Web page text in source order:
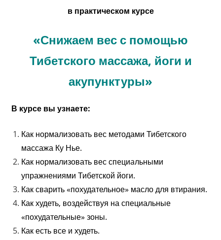
в практическом курсе
«Снижаем вес с помощью
Тибетского массажа, йоги и
акупунктуры»
В курсе вы узнаете:
Как нормализовать вес методами Тибетского
массажа Ку Нье.
Как нормализовать вес спeциaльными
упражнениями Тибетской йоги.
Как сварить «похудательное» масло для втирания.
Как худеть, воздействуя на специальные
«похудательные» зоны.
Как есть все и худеть.